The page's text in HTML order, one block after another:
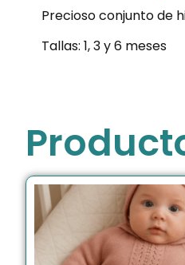
Precioso conjunto de
Tallas: 1, 3 y 6 meses